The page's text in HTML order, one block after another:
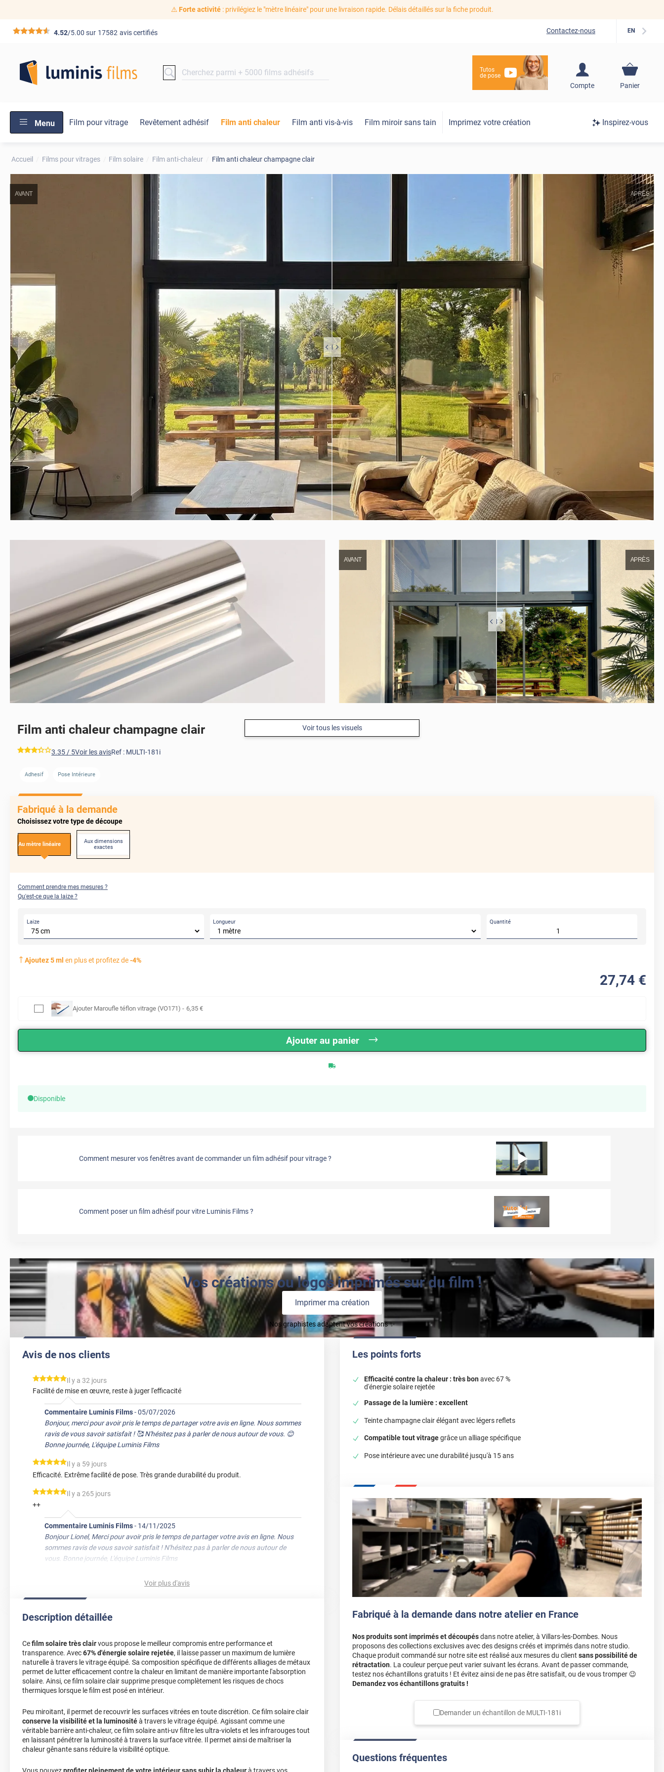
⚠️ Forte activité: privilégiez le "mètre linéaire" pour une livraison rapide. Délais détaillés sur la fiche produit.
*****4.52/5.00 sur 17582 avis certifiés Contactez-nous EN
Tutos
de pose
Compte
S'inscrire / Se
Panier
Menu Film pour vitrage Revêtement adhésif Film anti chaleur Film anti vis-à-vis Film miroir sans tain Imprimez votre création Inspirez-vous
Accueil Films pour vitrages Film solaire Film anti-chaleur Film anti chaleur champagne clair
AVANT APRÈS
AVANT APRÈS
Voir tous les visuels
Film anti chaleur champagne clair
*****3.35 / 5Voir les avisRef : MULTI-181i
Adhesif Pose Intérieure
Fabriqué à la demande
Choisissez votre type de découpe
Au mètre linéaire
Aux dimensions
exactes
Comment prendre mes mesures ?
Qu'est-ce que la laize ?
Laize Longueur Quantité
Ajoutez5ml en plus et profitez de-4%
27,74 €
Ajouter Maroufle téflon vitrage (VO171) - 6,35 €
Ajouter au panier
Disponible
Comment mesurer vos fenêtres avant de commander un film adhésif pour vitrage ?
Comment poser un film adhésif pour vitre Luminis Films ?
Vos créations ou logos imprimés sur du film !
Imprimer ma création
Nos graphistes adaptent vos créations ✨
Avis de nos clients
*****
Il y a 32 jours
Facilité de mise en œuvre, reste à juger l'efficacité
Commentaire Luminis Films-05/07/2026
Bonjour, merci pour avoir pris le temps de partager votre avis en ligne. Nous sommes
ravis de vous savoir satisfait ! 🥰 N'hésitez pas à parler de nous autour de vous. 😊
Bonne journée, L'équipe Luminis Films
*****
Il y a 59 jours
Efficacité. Extrême facilité de pose. Très grande durabilité du produit.
*****
Il y a 265 jours
++
Commentaire Luminis Films- 14/11/2025
Bonjour Lionel, Merci pour avoir pris le temps de partager votre avis en ligne. Nous
sommes ravis de vous savoir satisfait ! N'hésitez pas à parler de nous autour de
vous. Bonne journée, L'équipe Luminis Films
Bonjour Alain, Un grand merci pour votre message ! C’est un plaisir de savoir que
Luminis Films
*****
Il y a 405 jours
Pour là pose l'eau savonneuse est essentielle. La notice explique tout
Commentaire Luminis Films- 27/06/2025
la pose, et nous sommes contents que nos instructions aient été claires pour vous
accompagner. Bonne journée, L'équipe Luminis Films
*****
Il y a 741 jours
différence de quelques degrés. Mais une galère à poser parfaitement. Les prochains
Voir plus d'avis
Description détaillée
Cefilm solaire très clairvous propose le meilleur compromis entre performance et
transparence. Avec67% d'énergie solaire rejetée, il laisse passer un maximum de lumière
naturelle à travers le vitrage équipé. Sa composition spécifique de différents alliages de métaux
permet de lutter efficacement contre la chaleur en limitant de manière importante l'absorption
solaire. Ainsi, ce film solaire clair supprime presque complètement les risques de chocs
thermiques lorsque le film est posé en intérieur.
Peu miroitant, il permet de recouvrir les surfaces vitrées en toute discrétion. Ce film solaire clair
conserve la visibilité et la luminositéà travers le vitrage équipé. Agissant comme une
véritable barrière anti-chaleur, ce film solaire anti-uv filtre les ultra-violets et les infrarouges tout
en laissant pénétrer la luminosité à travers la surface vitrée. Il permet ainsi de maîtriser la
chaleur gênante sans réduire la visibilité optique.
Les points forts
Efficacité contre la chaleur : très bonavec 67 %
d'énergie solaire rejetée
Passage de la lumière : excellent
Teinte champagne clair élégant avec légers reflets
Compatible tout vitragegrâce un alliage spécifique
Pose intérieure avec une durabilité jusqu'à 15 ans
Fabriqué à la demande dans notre atelier en France
Nos produits sont imprimés et découpésdans notre atelier, à Villars-les-Dombes. Nous
proposons des collections exclusives avec des designs créés et imprimés dans notre studio.
Chaque produit commandé sur notre site est réalisé aux mesures du client sans possibilité de
rétractation. La couleur perçue peut varier suivant les écrans. Avant de passer commande,
testez nos échantillons gratuits ! Et évitez ainsi de ne pas être satisfait, ou de vous tromper 😉
Demandez vos échantillons gratuits !
Demander un échantillon de MULTI-181i
Questions fréquentes